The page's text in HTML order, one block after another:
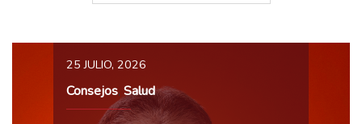
25 JULIO, 2026
Consejos, Salud